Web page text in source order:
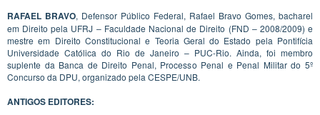
RAFAEL BRAVO, Defensor Público Federal, Rafael Bravo Gomes, bacharel
em Direito pela UFRJ – Faculdade Nacional de Direito (FND – 2008/2009) e
mestre em Direito Constitucional e Teoria Geral do Estado pela Pontifícia
Universidade Católica do Rio de Janeiro – PUC-Rio. Ainda, foi membro
suplente da Banca de Direito Penal, Processo Penal e Penal Militar do 5º
Concurso da DPU, organizado pela CESPE/UNB.
ANTIGOS EDITORES: